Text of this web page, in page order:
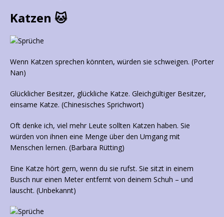
Katzen 🐱
Wenn Katzen sprechen könnten, würden sie schweigen. (Porter
Nan)
Glücklicher Besitzer, glückliche Katze. Gleichgültiger Besitzer,
einsame Katze. (Chinesisches Sprichwort)
Oft denke ich, viel mehr Leute sollten Katzen haben. Sie
würden von ihnen eine Menge über den Umgang mit
Menschen lernen. (Barbara Rütting)
Eine Katze hört gern, wenn du sie rufst. Sie sitzt in einem
Busch nur einen Meter entfernt von deinem Schuh – und
lauscht. (Unbekannt)